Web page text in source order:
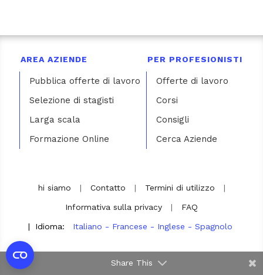
Share This
AREA AZIENDE
Pubblica offerte di lavoro
Selezione di stagisti
Larga scala
Formazione Online
PER PROFESIONISTI
Offerte di lavoro
Corsi
Consigli
Cerca Aziende
hi siamo | Contatto | Termini di utilizzo |
Informativa sulla privacy | FAQ
| Idioma: Italiano - Francese - Inglese - Spagnolo